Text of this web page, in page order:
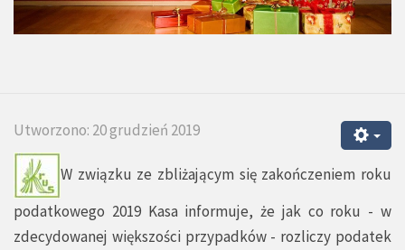
Utworzono: 20 grudzień 2019
W związku ze zbliżającym się zakończeniem roku
podatkowego 2019 Kasa informuje, że jak co roku - w
zdecydowanej większości przypadków - rozliczy podatek